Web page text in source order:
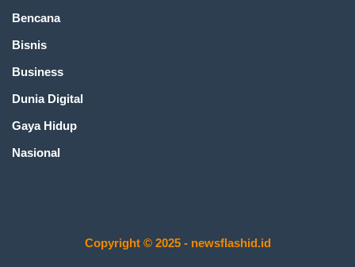
Bencana
Bisnis
Business
Dunia Digital
Gaya Hidup
Nasional
Copyright © 2025 - newsflashid.id